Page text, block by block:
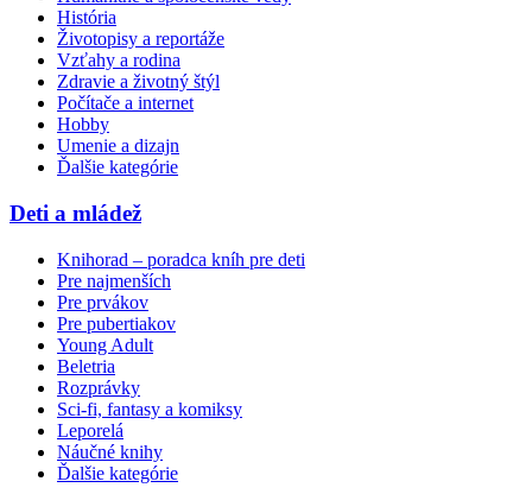
História
Životopisy a reportáže
Vzťahy a rodina
Zdravie a životný štýl
Počítače a internet
Hobby
Umenie a dizajn
Ďalšie kategórie
Deti a mládež
Knihorad – poradca kníh pre deti
Pre najmenších
Pre prvákov
Pre pubertiakov
Young Adult
Beletria
Rozprávky
Sci-fi, fantasy a komiksy
Leporelá
Náučné knihy
Ďalšie kategórie